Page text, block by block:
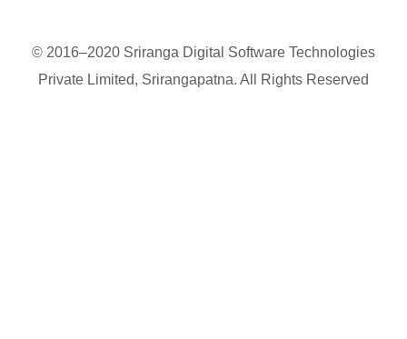
© 2016–2020 Sriranga Digital Software Technologies
Private Limited, Srirangapatna. All Rights Reserved